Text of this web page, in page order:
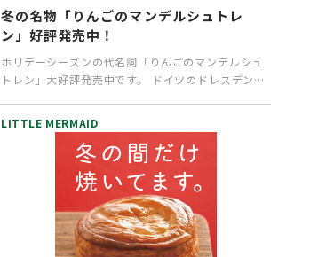
冬の名物「りんごのマンデルシュトレ
ン」好評発売中！
ホリデーシーズンの代名詞「りんごのマンデルシュ
トレン」大好評発売中です。 ドイツのドレスデン発
LITTLE MERMAID